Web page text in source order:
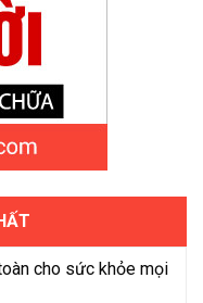
cho sức khỏe mọi